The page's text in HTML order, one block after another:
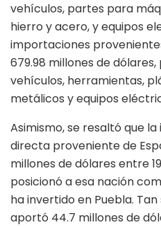
vehículos, partes para
hierro y acero, y equipos
importaciones
679.98 millones de
vehículos, herramientas,
metálicos y equipos
Asimismo, se resaltó que
directa proveniente de
millones de dólares entre
posicionó a esa nación
ha invertido en Puebla.
aportó 44.7 millones de